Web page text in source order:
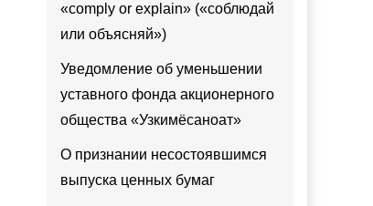
«comply or explain» («соблюдай
или объясняй»)
Уведомление об уменьшении
уставного фонда акционерного
общества «Узкимёсаноат»
О признании несостоявшимся
выпуска ценных бумаг